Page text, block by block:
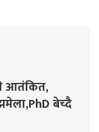
आतंकित,
बेच्दै